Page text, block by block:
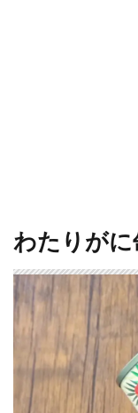
わたりがに